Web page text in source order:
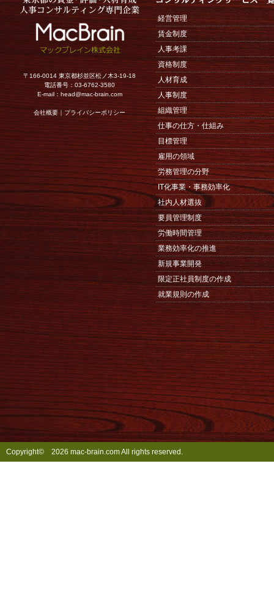
〒166-0014 東京都杉並区松ノ木3-19-18
電話番号：03-6762-3580
E-mail： head@mac-brain.com
会社概要｜プライバシーポリシー
経営管理
賃金制度
人事考課
資格制度
人材育成
人事制度
組織管理
仕事の仕方・仕組み
目標管理
雇用の領域
労務管理の分野
IT化事業・事務効率化
社内人材選抜
要員管理制度
労働時間管理
業務効率化の推進
新規事業開発
限定正社員制度の作成
就業規則の作成
Copyright© 2026 mac-brain.com All rights reserved.